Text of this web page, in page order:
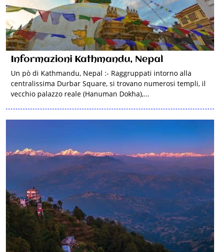
Informazioni Kathmandu, Nepal
Un pò di Kathmandu, Nepal :- Raggruppati intorno alla
centralissima Durbar Square, si trovano numerosi templi, il
vecchio palazzo reale (Hanuman Dokha),...